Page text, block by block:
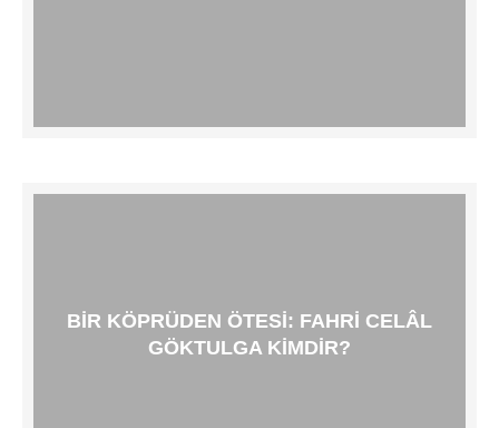
BIR KÖPRÜDEN ÖTESI: FAHRI CELÂL
GÖKTULGA KIMDIR?